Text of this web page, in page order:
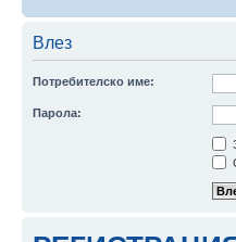
Влез
Потребителско име:
Парола: